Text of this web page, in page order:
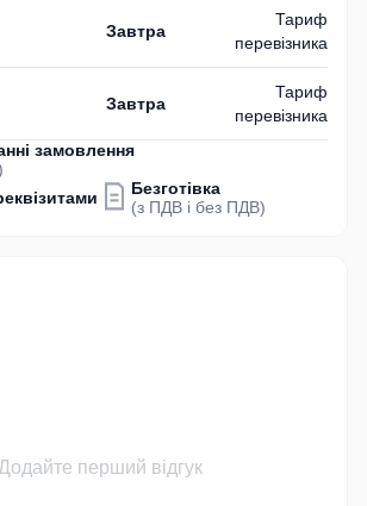
Завтра
Тариф
перевізника
Завтра
Тариф
перевізника
замовлення
Безготівка
(з ПДВ і без ПДВ)
Додайте перший відгук